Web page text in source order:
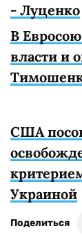
- Луценко
В
власти и
США
Украиной
Поделиться